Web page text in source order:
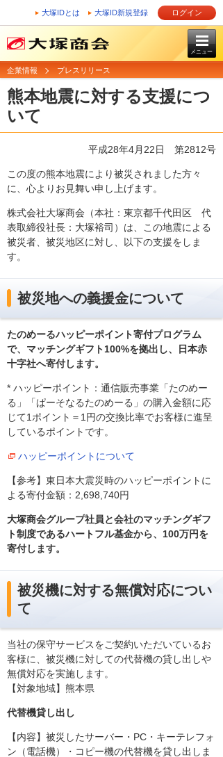
大塚IDとは 大塚ID新規登録 ログイン
メニュー
企業情報 プレスリリース
熊本地震に対する支援につ
いて
平成28年4月22日 第2812号
この度の熊本地震により被災されました方々
に、心よりお見舞い申し上げます。
株式会社大塚商会（本社：東京都千代田区 代
表取締役社長：大塚裕司）は、この地震による
被災者、被災地区に対し、以下の支援をしま
す。
被災地への義援金について
たのめーるハッピーポイント寄付プログラム
で、マッチングギフト100%を拠出し、日本赤
十字社へ寄付します。
* ハッピーポイント：通信販売事業「たのめー
る」「ぱーそなるたのめーる」の購入金額に応
じて1ポイント＝1円の交換比率でお客様に進呈
しているポイントです。
ハッピーポイントについて
【参考】東日本大震災時のハッピーポイントに
よる寄付金額：2,698,740円
大塚商会グループ社員と会社のマッチングギフ
ト制度であるハートフル基金から、100万円を
寄付します。
被災機に対する無償対応につい
て
当社の保守サービスをご契約いただいているお
客様に、被災機に対しての代替機の貸し出しや
無償対応を実施します。
【対象地域】熊本県
代替機貸し出し
【内容】被災したサーバー・PC・キーテレフォ
ン（電話機）・コピー機の代替機を貸し出しま